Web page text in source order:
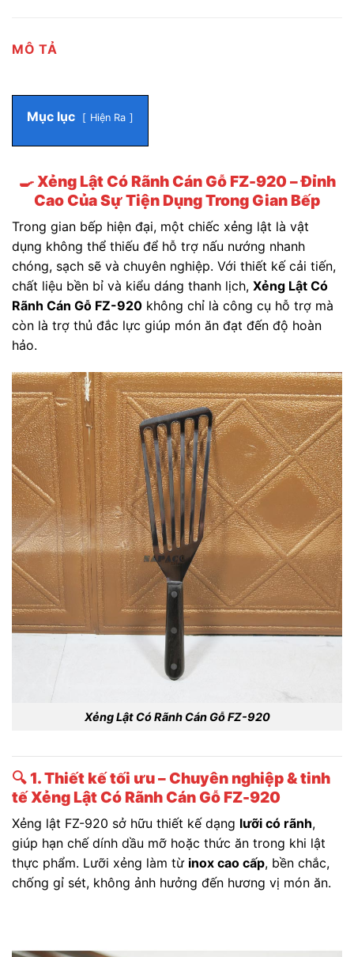
MÔ TẢ
Mục lục Hiện Ra
🍳 Xẻng Lật Có Rãnh Cán Gỗ FZ-920 – Đỉnh
Cao Của Sự Tiện Dụng Trong Gian Bếp
Trong gian bếp hiện đại, một chiếc xẻng lật là vật
dụng không thể thiếu để hỗ trợ nấu nướng nhanh
chóng, sạch sẽ và chuyên nghiệp. Với thiết kế cải tiến,
chất liệu bền bỉ và kiểu dáng thanh lịch, Xẻng Lật Có
Rãnh Cán Gỗ FZ-920 không chỉ là công cụ hỗ trợ mà
còn là trợ thủ đắc lực giúp món ăn đạt đến độ hoàn
hảo.
Xẻng Lật Có Rãnh Cán Gỗ FZ-920
🔍1. Thiết kế tối ưu – Chuyên nghiệp & tinh
tế Xẻng Lật Có Rãnh Cán Gỗ FZ-920
Xẻng lật FZ-920 sở hữu thiết kế dạng lưỡi có rãnh,
giúp hạn chế dính dầu mỡ hoặc thức ăn trong khi lật
thực phẩm. Lưỡi xẻng làm từ inox cao cấp, bền chắc,
chống gỉ sét, không ảnh hưởng đến hương vị món ăn.